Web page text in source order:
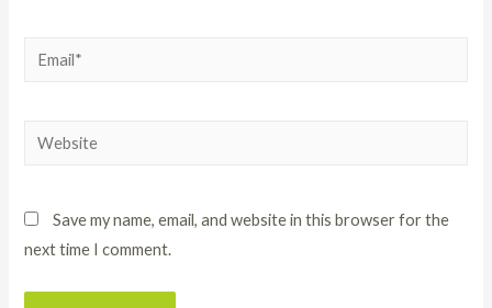
Save my name, email, and website in this browser for the
next time I comment.